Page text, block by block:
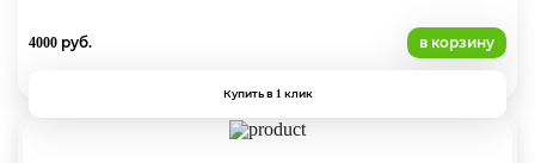
4000 руб. в корзину
Купить в 1 клик